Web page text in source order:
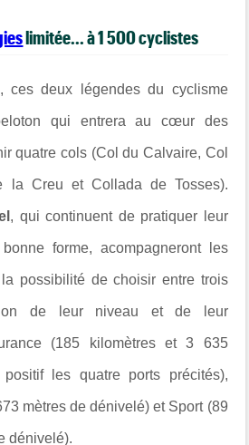
limitée...à 1 500 cyclistes
ces deux légendes du cyclisme
qui entrera au cœur des
quatre cols (Col du Calvaire, Col
Creu et Collada de Tosses).
, qui continuent de pratiquer leur
forme, acompagneront les
possibilité de choisir entre trois
de leur niveau et de leur
(185 kilomètres et 3 635
les quatre ports précités),
mètres de dénivelé) et Sport (89
dénivelé).